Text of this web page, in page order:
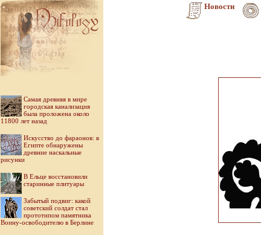
Новости
Самая древняя в мире
городская канализация
была проложена около
11800 лет назад
Искусство до фараонов: в
Египте обнаружены
древние наскальные
рисунки
В Ельце восстановили
старинные плитуары
Забытый подвиг: какой
советский солдат стал
прототипом памятника
Воину-освободителю в Берлине